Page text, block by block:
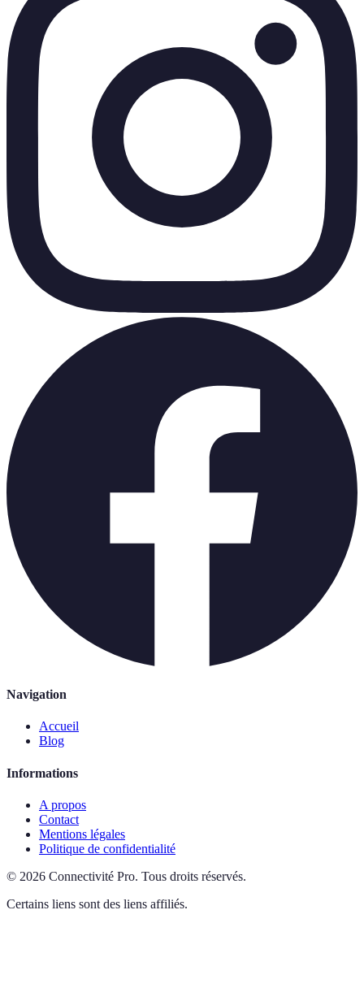
Navigation
Accueil
Blog
Informations
A propos
Contact
Mentions légales
Politique de confidentialité
© 2026 Connectivité Pro. Tous droits réservés.
Certains liens sont des liens affiliés.